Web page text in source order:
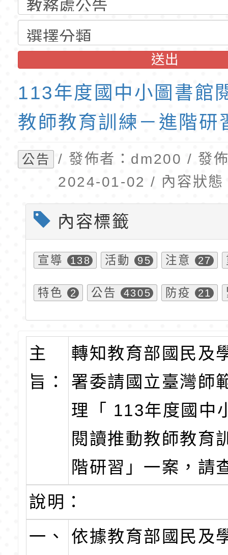
育專業人員資格者報
理人員」甄選
梯特教代課教師甄選
公告(尚有缺額)
錄取公告-桃園市桃
民小學115學年度「
班教師助理員」甄選
東門國小115學年度
梯特教代理教師甄選
公告(尚有缺額)
東門國小附設幼兒園
第1學期第2梯代理教
招錄取公告
送出
113年度國中小圖書館
教師教育訓練－進階研
公告
/ 發佈者：dm200 / 發
2024-01-02 / 內容狀態
內容標籤
宣導 138 活動 95 注意 27
特色 2 公告 4305 防疫 21
主
旨：
轉知教育部國民及
署委請國立臺灣師
理「 113年度國中
閱讀推動教師教育
階研習」一案，請
說明：
一、
依據教育部國民及